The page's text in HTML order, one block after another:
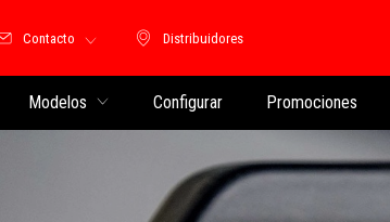
Distribuidores
Distribuidores
Contacto
Modelos Configurar Promociones